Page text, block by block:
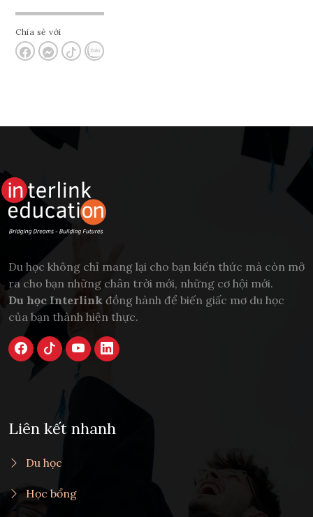
Chia sẻ với
Du học không chỉ mang lại cho bạn kiến thức mà còn mở
ra cho bạn những chân trời mới, những cơ hội mới.
Du học Interlink đồng hành để biến giấc mơ du học
của bạn thành hiện thực.
Liên kết nhanh
Du học
Học bổng